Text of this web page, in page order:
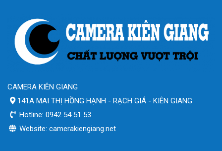
CAMERA KIÊN GIANG
141A MAI THỊ HỒNG HẠNH - RẠCH GIÁ - KIÊN GIANG
Hotline: 0942 54 51 53
Website: camerakiengiang.net